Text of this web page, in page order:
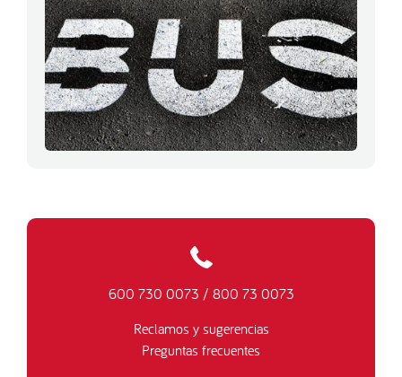
600 730 0073 / 800 73 0073
Reclamos y sugerencias
Preguntas frecuentes